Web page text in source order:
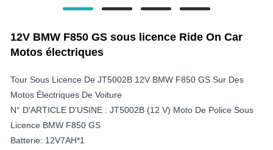
12V BMW F850 GS sous licence Ride On Car
Motos électriques
Tour Sous Licence De JT5002B 12V BMW F850 GS Sur Des
Motos Électriques De Voiture
N° D'ARTICLE D'USINE : JT5002B (12 V) Moto De Police Sous
Licence BMW F850 GS
Batterie: 12V7AH*1